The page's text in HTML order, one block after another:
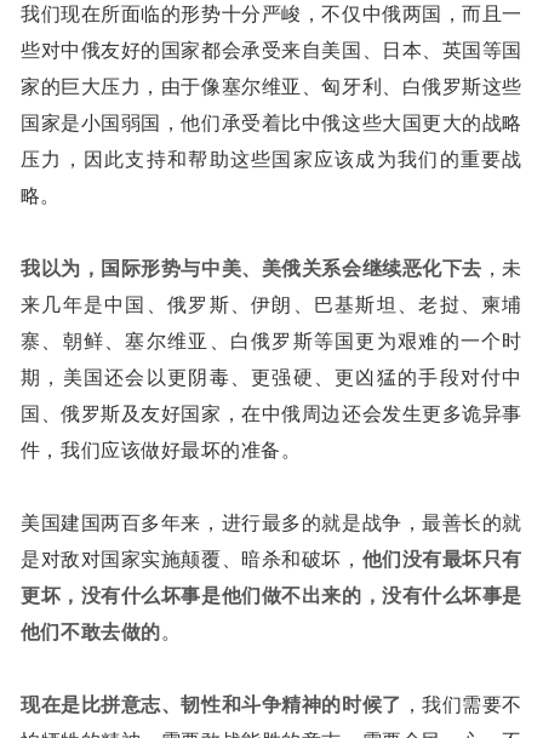
我们现在所面临的形势十分严峻，不仅中俄两国，而且一
些对中俄友好的国家都会承受来自美国、日本、英国等国
家的巨大压力，由于像塞尔维亚、匈牙利、白俄罗斯这些
国家是小国弱国，他们承受着比中俄这些大国更大的战略
压力，因此支持和帮助这些国家应该成为我们的重要战
略。
我以为， 国际形势与中美、美俄关系会继续恶化下去 ，未
来几年是中国、俄罗斯、伊朗、巴基斯坦、老挝、柬埔
寨、朝鲜、塞尔维亚、白俄罗斯等国更为艰难的一个时
期，美国还会以更阴毒、更强硬、更凶猛的手段对付中
国、俄罗斯及友好国家，在中俄周边还会发生更多诡异事
件，我们应该做好最坏的准备。
美国建国两百多年来，进行最多的就是战争，最善长的就
是对敌对国家实施颠覆、暗杀和破坏， 他们没有最坏只有
更坏，没有什么坏事是他们做不出来的，没有什么坏事是
他们不敢去做的。
现在是比拼意志、韧性和斗争精神的时候了 ，我们需要不